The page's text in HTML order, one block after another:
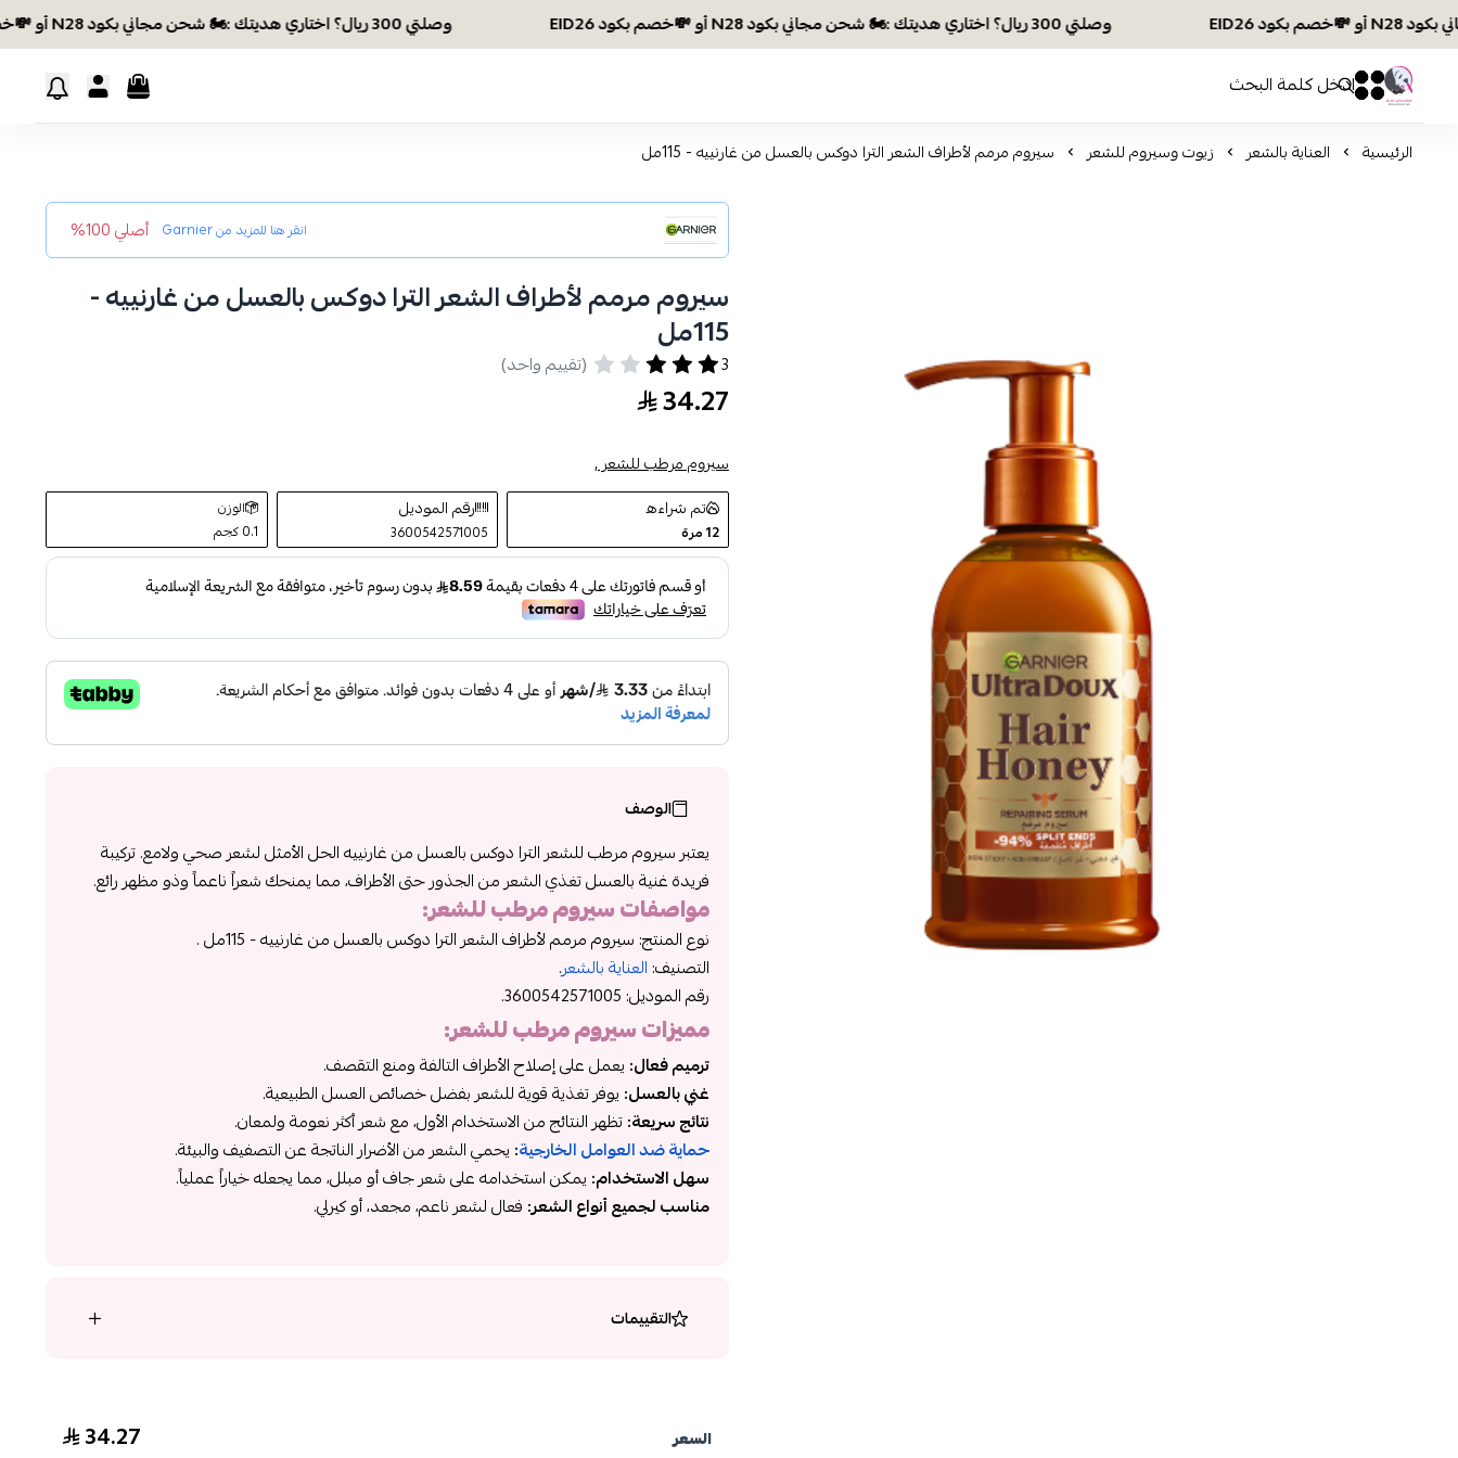
وصلتي 300 ريال؟ اختاري هديتك :🏍 شحن مجاني بكود N28 أو 💸خصم بكود EID26 وصلتي 300 ريال؟ اختاري هديتك :🏍 شحن مجاني بكود N28 أو 💸خصم بكود EID26
افكار ومخازن العناية
0 0
الرئيسية العناية بالشعر زيوت وسيروم للشعر سيروم مرمم لأطراف الشعر الترا دوكس بالعسل من غارنييه - 115مل
انقر هنا للمزيد منGarnier أصلي 100%
سيروم مرمم لأطراف الشعر الترا دوكس بالعسل من غارنييه -
115مل
3 (تقييم واحد)
34.27
سيروم مرطب للشعر ,
تم شراءه
12مرة
رقم الموديل
3600542571005
الوزن
0.1 كجم
الوصف
يعتبر سيروم مرطب للشعر الترا دوكس بالعسل من غارنييه الحل الأمثل لشعر صحي ولامع. تركيبة
فريدة غنية بالعسل تغذي الشعر من الجذور حتى الأطراف، مما يمنحك شعراً ناعماً وذو مظهر رائع.
مواصفاتسيروم مرطب للشعر:
نوع المنتج: سيروم مرمم لأطراف الشعر الترا دوكس بالعسل من غارنييه - 115مل .
التصنيف: العناية بالشعر.
رقم الموديل: 3600542571005.
مميزاتسيروم مرطب للشعر:
ترميم فعال: يعمل على إصلاح الأطراف التالفة ومنع التقصف.
غني بالعسل: يوفر تغذية قوية للشعر بفضل خصائص العسل الطبيعية.
نتائج سريعة:تظهر النتائج من الاستخدام الأول، مع شعر أكثر نعومة ولمعان.
حماية ضد العوامل الخارجية: يحمي الشعر من الأضرار الناتجة عن التصفيف والبيئة.
سهل الاستخدام: يمكن استخدامه على شعر جاف أو مبلل، مما يجعله خياراً عملياً.
مناسب لجميع أنواع الشعر: فعال لشعر ناعم، مجعد، أو كيرلي.
التقييمات
السعر 34.27